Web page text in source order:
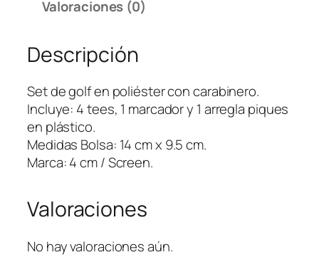
f
T
e
e
s
c
a
i
a
Valoraciones (0)
Descripción
Set de golf en poliéster con carabinero.
Incluye: 4 tees, 1 marcador y 1 arregla piques
en plástico.
Medidas Bolsa: 14 cm x 9.5 cm.
Marca: 4 cm / Screen.
Valoraciones
No hay valoraciones aún.